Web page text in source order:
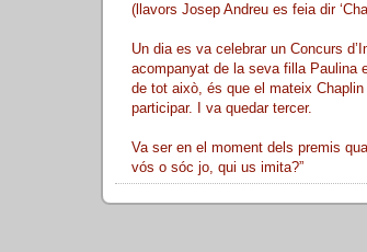
(llavors Josep Andreu es feia dir
Un dia es va celebrar un Concurs
acompanyat de la seva filla Paulina
de tot això, és que el mateix
participar. I va quedar tercer.
Va ser en el moment dels premis
vós o sóc jo, qui us imita?”